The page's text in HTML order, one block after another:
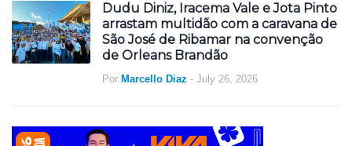
Dudu Diniz, Iracema Vale e Jota Pinto
arrastam multidão com a caravana de
São José de Ribamar na convenção
de Orleans Brandão
Por Marcello Diaz - July 26, 2026